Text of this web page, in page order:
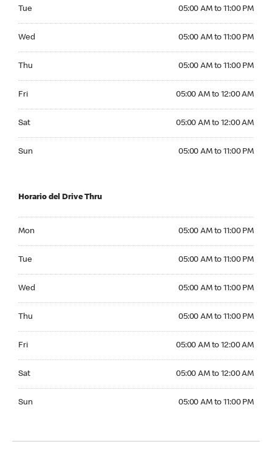
Tue 05:00 AM to 11:00 PM
Wed 05:00 AM to 11:00 PM
Thu 05:00 AM to 11:00 PM
Fri 05:00 AM to 12:00 AM
Sat 05:00 AM to 12:00 AM
Sun 05:00 AM to 11:00 PM
Horario del Drive Thru
Mon 05:00 AM to 11:00 PM
Tue 05:00 AM to 11:00 PM
Wed 05:00 AM to 11:00 PM
Thu 05:00 AM to 11:00 PM
Fri 05:00 AM to 12:00 AM
Sat 05:00 AM to 12:00 AM
Sun 05:00 AM to 11:00 PM